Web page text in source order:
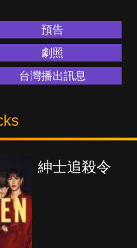
預告
劇照
台灣播出訊息
士追殺令